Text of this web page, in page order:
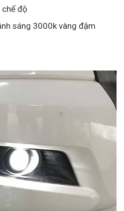
độ
sáng 3000k vàng đậm